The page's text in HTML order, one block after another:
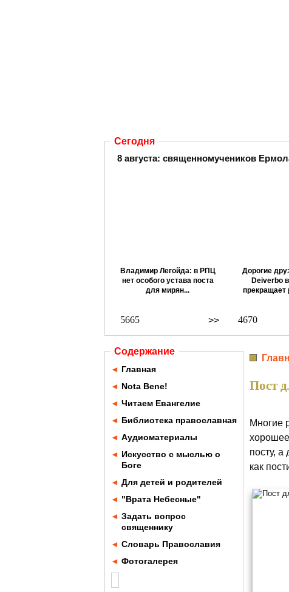
Сегодня
8 августа: священномучеников
Владимир Легойда: в РПЦ
нет особого устава поста
для мирян...
>>
5665
Дорогие
Deiverbo
прекращает
4670
Содержание
◄ Главная
◄ Nota Bene!
◄ Читаем Евангелие
◄ Библиотека православная
◄ Аудиоматериалы
◄ Искусство с мыслью о
Боге
◄ Для детей и родителей
◄ "Врата Небесные"
◄ Задать вопрос
священнику
◄ Словарь Православия
◄ Фотогалерея
Пост
Многие
посту,
как